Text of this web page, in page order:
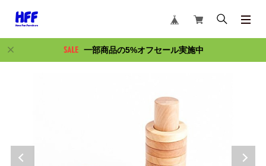
一部商品の5%オフセール実施中